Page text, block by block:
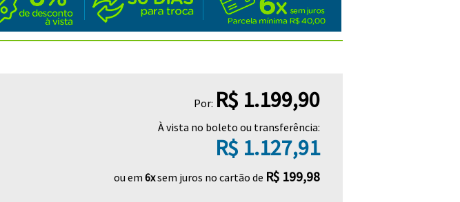
Por: R$ 1.199,90
À vista no boleto ou transferência:
R$ 1.127,91
ou em 6xsem juros no cartão de R$ 199,98